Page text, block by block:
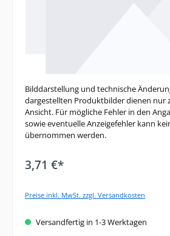
Bilddarstellung und technische
dargestellten Produktbilder dienen nur
Ansicht. Für mögliche Fehler in den
sowie eventuelle Anzeigefehler kann
übernommen werden.
3,71 €*
Preise inkl. MwSt. zzgl. Versandkosten
Versandfertig in 1-3 Werktagen